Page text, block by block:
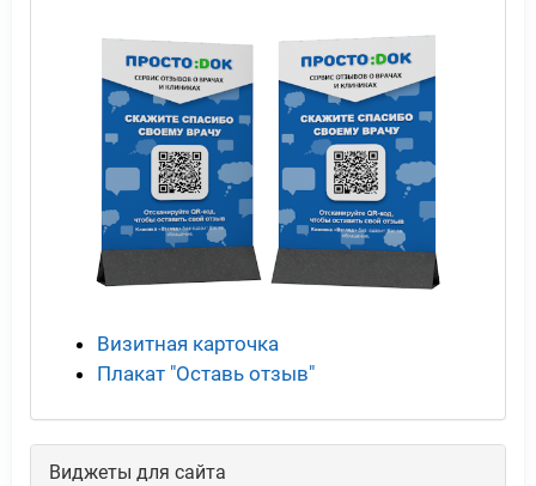
Визитная карточка
Плакат "Оставь отзыв"
Виджеты для сайта